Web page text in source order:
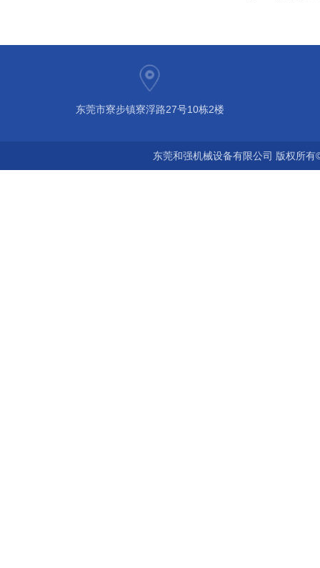
东莞市寮步镇寮浮路27号10栋2楼
东莞和强机械设备有限公司 版权所